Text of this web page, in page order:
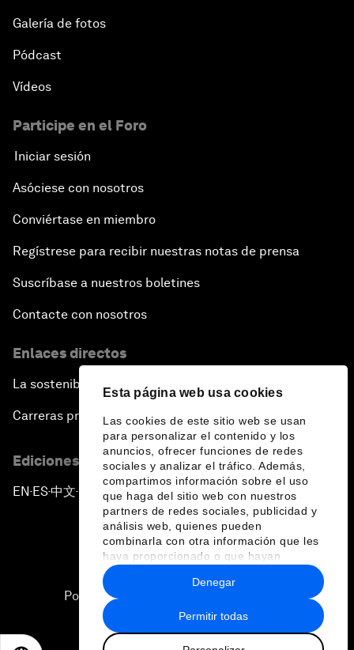
Esta página web usa cookies
Las cookies de este sitio web se usan
para personalizar el contenido y los
anuncios, ofrecer funciones de redes
sociales y analizar el tráfico. Además,
compartimos información sobre el uso
que haga del sitio web con nuestros
partners de redes sociales, publicidad y
análisis web, quienes pueden
combinarla con otra información que les
haya proporcionado o que hayan
recopilado a partir del uso que haya
hecho de sus servicios.
Permitir todas
Denegar
Galería de fotos
Pódcast
Vídeos
Participe en el Foro
Iniciar sesión
Asóciese con nosotros
Conviértase en miembro
Regístrese para recibir nuestras notas de prensa
Suscríbase a nuestros boletines
Contacte con nosotros
Enlaces directos
La sostenibilidad en el Foro
Carreras profesionales
Ediciones en otros idiomas
EN ▪ES▪中文▪ 日本語
Política de privacidad y normas de uso
Sitemap